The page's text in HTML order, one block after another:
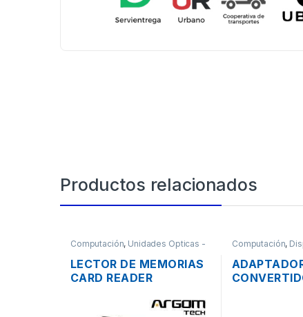
Productos relacionados
Computación, Unidades Opticas -
Lectores
LECTOR DE MEMORIAS
CARD READER
USB 2.0 TODO EN 1
Computación,